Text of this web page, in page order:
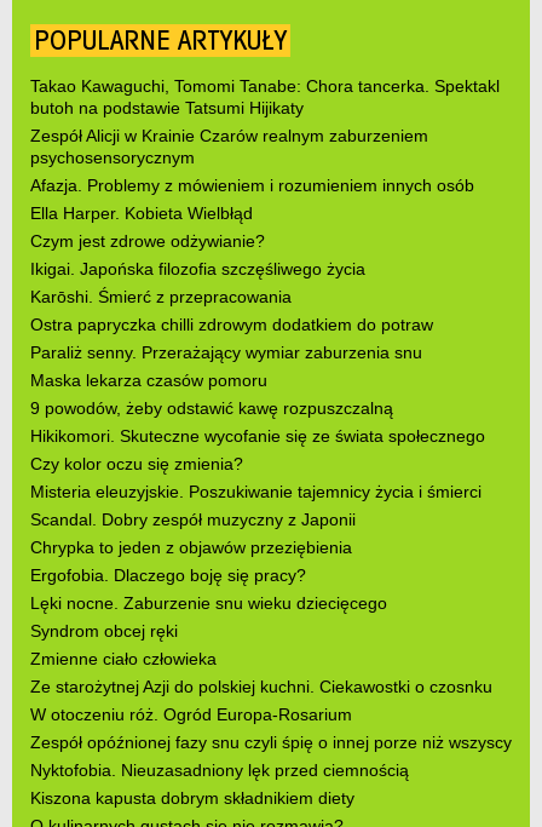
POPULARNE ARTYKUŁY
Takao Kawaguchi, Tomomi Tanabe: Chora tancerka. Spektakl
butoh na podstawie Tatsumi Hijikaty
Zespół Alicji w Krainie Czarów realnym zaburzeniem
psychosensorycznym
Afazja. Problemy z mówieniem i rozumieniem innych osób
Ella Harper. Kobieta Wielbłąd
Czym jest zdrowe odżywianie?
Ikigai. Japońska filozofia szczęśliwego życia
Karōshi. Śmierć z przepracowania
Ostra papryczka chilli zdrowym dodatkiem do potraw
Paraliż senny. Przerażający wymiar zaburzenia snu
Maska lekarza czasów pomoru
9 powodów, żeby odstawić kawę rozpuszczalną
Hikikomori. Skuteczne wycofanie się ze świata społecznego
Czy kolor oczu się zmienia?
Misteria eleuzyjskie. Poszukiwanie tajemnicy życia i śmierci
Scandal. Dobry zespół muzyczny z Japonii
Chrypka to jeden z objawów przeziębienia
Ergofobia. Dlaczego boję się pracy?
Lęki nocne. Zaburzenie snu wieku dziecięcego
Syndrom obcej ręki
Zmienne ciało człowieka
Ze starożytnej Azji do polskiej kuchni. Ciekawostki o czosnku
W otoczeniu róż. Ogród Europa-Rosarium
Zespół opóźnionej fazy snu czyli śpię o innej porze niż wszyscy
Nyktofobia. Nieuzasadniony lęk przed ciemnością
Kiszona kapusta dobrym składnikiem diety